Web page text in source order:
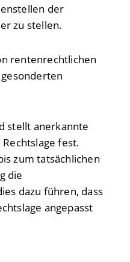
der
zu stellen.
rentenrechtlichen
stellt anerkannte
fest.
zum tatsächlichen
die
dazu führen, dass
angepasst